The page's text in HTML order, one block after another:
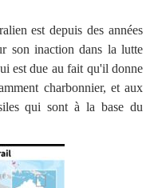
est depuis des années
son inaction dans la lutte
est due au fait qu'il donne
charbonnier, et aux
qui sont à la base du